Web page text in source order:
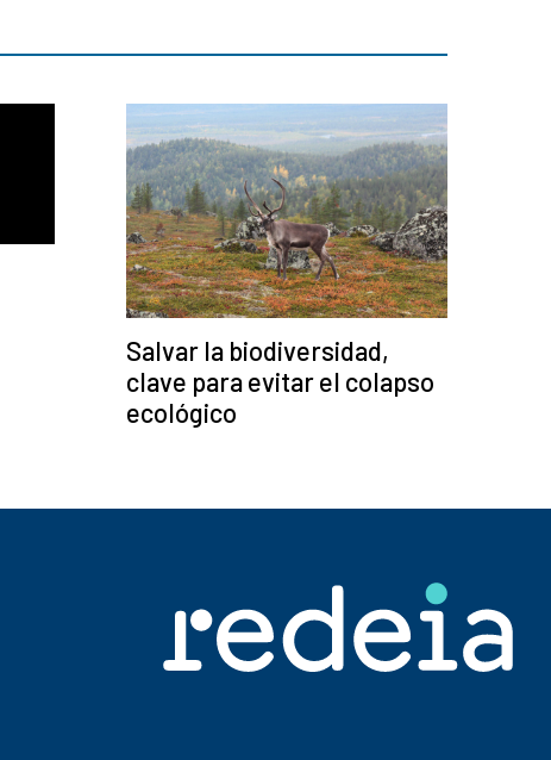
Salvar la biodiversidad,
clave para evitar el colapso
ecológico